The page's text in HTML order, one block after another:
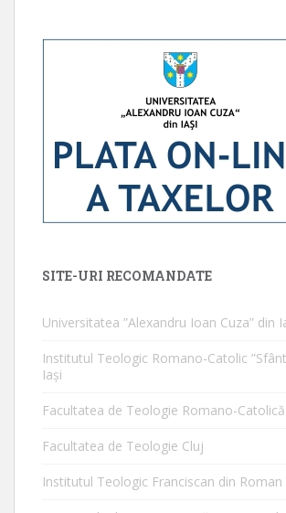
SITE-URI RECOMANDATE
Universitatea ”Alexandru Ioan Cuza” din
Institutul Teologic Romano-Catolic
Iaşi
Facultatea de Teologie Romano-
Facultatea de Teologie Cluj
Institutul Teologic Franciscan din Roman